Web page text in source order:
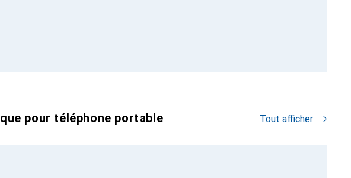
pour téléphone portable Tout afficher